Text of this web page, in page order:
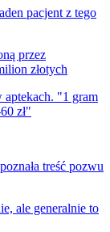
pacjent z tego
przez
złotych
aptekach. "1 gram
zł"
treść pozwu
ale generalnie to